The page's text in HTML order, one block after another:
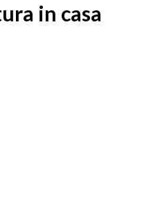
in casa